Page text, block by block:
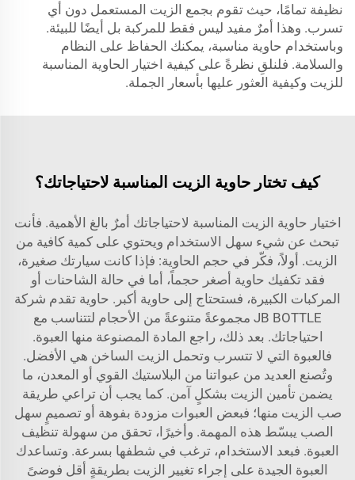
نظيفة تمامًا، حيث تقوم بجمع الزيت المستعمل دون أي
تسرب. وهذا أمرٌ مفيد ليس فقط للمركبة بل أيضًا للبيئة.
وباستخدام حاوية مناسبة، يمكنك الحفاظ على النظام
والسلامة. فلنلقِ نظرةً على كيفية اختيار الحاوية المناسبة
للزيت وكيفية العثور عليها بأسعار الجملة.
كيف تختار حاوية الزيت المناسبة لاحتياجاتك؟
اختيار حاوية الزيت المناسبة لاحتياجاتك أمرٌ بالغ الأهمية. فأنت
تبحث عن شيء سهل الاستخدام ويحتوي على كمية كافية من
الزيت. أولاً، فكّر في حجم الحاوية: فإذا كانت سيارتك صغيرة،
فقد تكفيك حاوية أصغر حجماً، أما في حالة الشاحنات أو
المركبات الكبيرة، فستحتاج إلى حاوية أكبر. حاوية تقدم شركة
JB BOTTLE مجموعةً متنوعةً من الأحجام لتتناسب مع
احتياجاتك. بعد ذلك، راجع المادة المصنوعة منها العبوة.
فالعبوة التي لا تتسرب وتحمل الزيت الساخن هي الأفضل.
وتُصنع العديد من عبواتنا من البلاستيك القوي أو المعدن، ما
يضمن تأمين الزيت بشكلٍ آمن. كما يجب أن تراعي طريقة
صب الزيت منها؛ فبعض العبوات مزودة بفوهة أو تصميمٍ سهل
الصب يبسّط هذه المهمة. وأخيرًا، تحقق من سهولة تنظيف
العبوة. فبعد الاستخدام، ترغب في شطفها بسرعة. وتساعدك
العبوة الجيدة على إجراء تغيير الزيت بطريقةٍ أقل فوضىً